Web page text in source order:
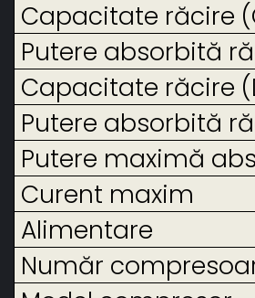
Capacitate răcire
Putere absorbită
Capacitate răcire
Putere absorbită
Putere maximă
Curent maxim
Alimentare
Număr